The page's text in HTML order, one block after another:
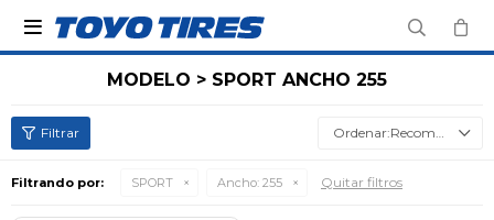

MODELO > SPORT ANCHO 255
Recomendados
Filtrando por: SPORT Ancho: 255 Quitar filtros